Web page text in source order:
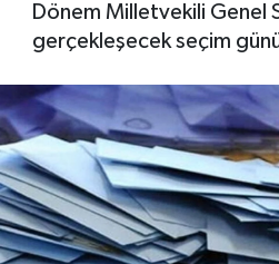
Dönem Milletvekili Genel
gerçekleşecek seçim
EKONOMİ
MAGAZİN
SAĞLIK
EĞİTİM
Tüm Manşetler
Haber Arşivi